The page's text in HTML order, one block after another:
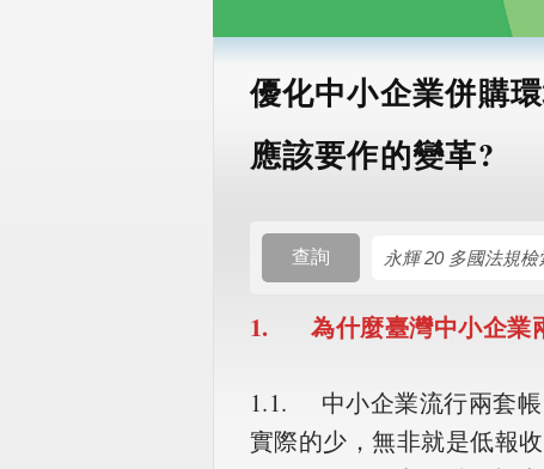
優化中小企業併購
應該要作的變革?
查詢
1. 為什麼臺灣中小企業
1.1. 中小企業流行兩套帳
實際的少，無非就是低報